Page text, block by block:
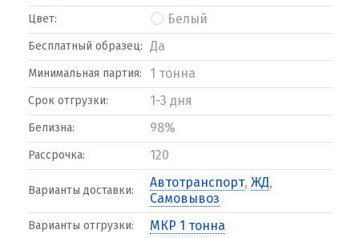
Цвет: Белый
Бесплатный образец: Да
Минимальная партия: 1 тонна
Срок отгрузки: 1-3 дня
Белизна: 98%
Рассрочка: 120
Варианты доставки:
Автотранспорт, ЖД,
Самовывоз
Варианты отгрузки: МКР 1 тонна